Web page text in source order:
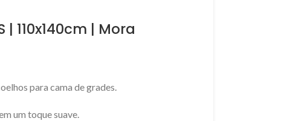
| 110x140cm | Mora
para cama de grades.
um toque suave.